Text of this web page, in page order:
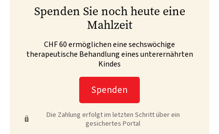
Spenden Sie noch heute eine
Mahlzeit
CHF 60 ermöglichen eine sechswöchige
therapeutische Behandlung eines unterernährten
Kindes
Spenden
Die Zahlung erfolgt im letzten Schritt über ein
gesichertes Portal